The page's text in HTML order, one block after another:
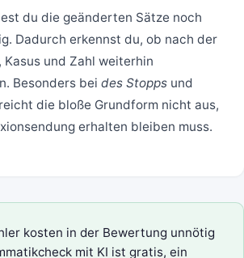
du die geänderten Sätze noch
Dadurch erkennst du, ob nach der
und Zahl weiterhin
Besonders bei des Stopps und
reicht die bloße Grundform nicht aus,
erhalten bleiben muss.
kosten in der Bewertung unnötig
mit KI ist gratis, ein